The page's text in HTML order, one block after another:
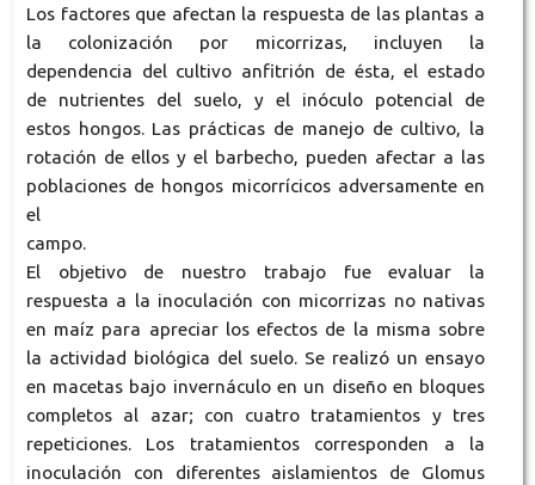
Los factores que afectan la respuesta de las plantas a
la colonización por micorrizas, incluyen la
dependencia del cultivo anfitrión de ésta, el estado
de nutrientes del suelo, y el inóculo potencial de
estos hongos. Las prácticas de manejo de cultivo, la
rotación de ellos y el barbecho, pueden afectar a las
poblaciones de hongos micorrícicos adversamente en
el
campo.
El objetivo de nuestro trabajo fue evaluar la
respuesta a la inoculación con micorrizas no nativas
en maíz para apreciar los efectos de la misma sobre
la actividad biológica del suelo. Se realizó un ensayo
en macetas bajo invernáculo en un diseño en bloques
completos al azar; con cuatro tratamientos y tres
repeticiones. Los tratamientos corresponden a la
inoculación con diferentes aislamientos de Glomus